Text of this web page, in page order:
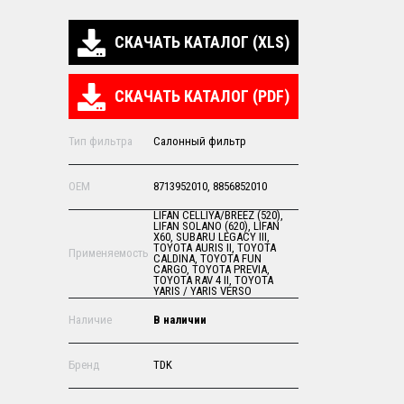
СКАЧАТЬ КАТАЛОГ (XLS)
СКАЧАТЬ КАТАЛОГ (PDF)
Тип фильтра Салонный фильтр
OEM 8713952010, 8856852010
Применяемость
LIFAN CELLIYA/BREEZ (520),
LIFAN SOLANO (620), LIFAN
X60, SUBARU LEGACY III,
TOYOTA AURIS II, TOYOTA
CALDINA, TOYOTA FUN
CARGO, TOYOTA PREVIA,
TOYOTA RAV 4 II, TOYOTA
YARIS / YARIS VERSO
Наличие В наличии
Бренд TDK